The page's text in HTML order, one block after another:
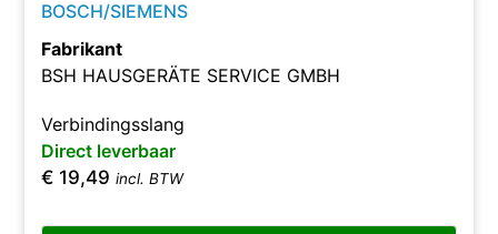
BOSCH/SIEMENS
Fabrikant
BSH HAUSGERÄTE SERVICE GMBH
Verbindingsslang
Direct leverbaar
€ 19,49 incl. BTW